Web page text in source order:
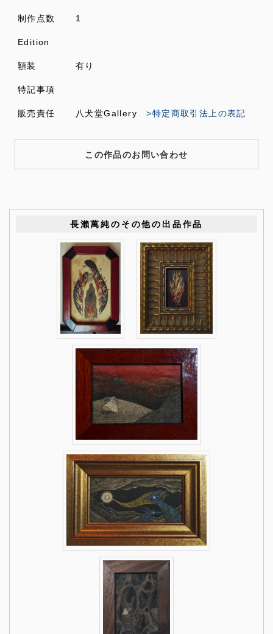
制作点数 1
Edition
額装 有り
特記事項
販売責任 八犬堂Gallery>特定商取引法上の表記
この作品のお問い合わせ
長瀨萬純のその他の出品作品